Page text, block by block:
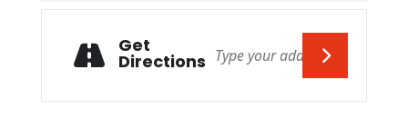
Get
Directions